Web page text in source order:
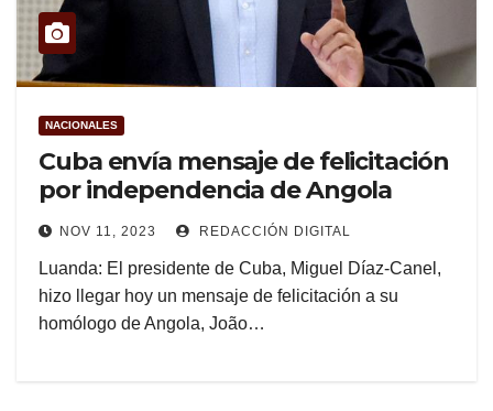
NACIONALES
Cuba envía mensaje de felicitación
por independencia de Angola
NOV 11, 2023 REDACCIÓN DIGITAL
Luanda: El presidente de Cuba, Miguel Díaz-Canel,
hizo llegar hoy un mensaje de felicitación a su
homólogo de Angola, João…